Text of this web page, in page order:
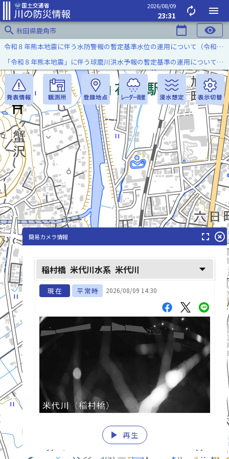
2026/08/09
23:31 autorenew
menu
search 秋田県鹿角市 calendar_today visibility
米代川(よねしろがわ)
令和８年熊本地震に伴う水防警報の暫定基準水位の運用について（令和８年８月７日）
「令和８年熊本地震」に伴う球磨川洪水予報の暫定基準の運用について（令和８年８月５日）
簡易カメラ情報 fullscreen highlight_off
稲村橋 米代川水系 米代川 arrow_drop_down
現在 平常時 2026/08/09 14:30
play_arrow 再生
fast_rewind fast_forward